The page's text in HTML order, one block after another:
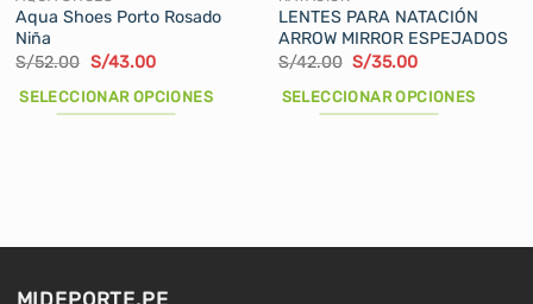
Aqua Shoes Porto Rosado
Niña
S/52.00 El
original
era:
S/43.00El
actual
es:
SELECCIONAR OPCIONES
LENTES PARA NATACIÓN
ARROW MIRROR ESPEJADOS
S/42.00 El
original
era:
S/35.00El
actual
es:
SELECCIONAR OPCIONES
MIDEPORTE.PE